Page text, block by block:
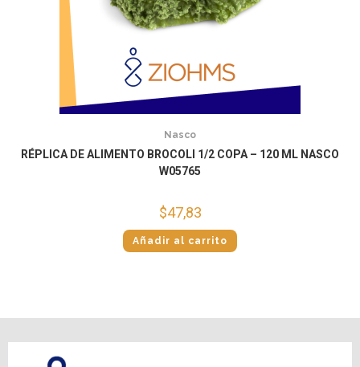
Nasco
RÉPLICA DE ALIMENTO BROCOLI 1/2 COPA – 120 ML NASCO
W05765
$47,83
Añadir al carrito